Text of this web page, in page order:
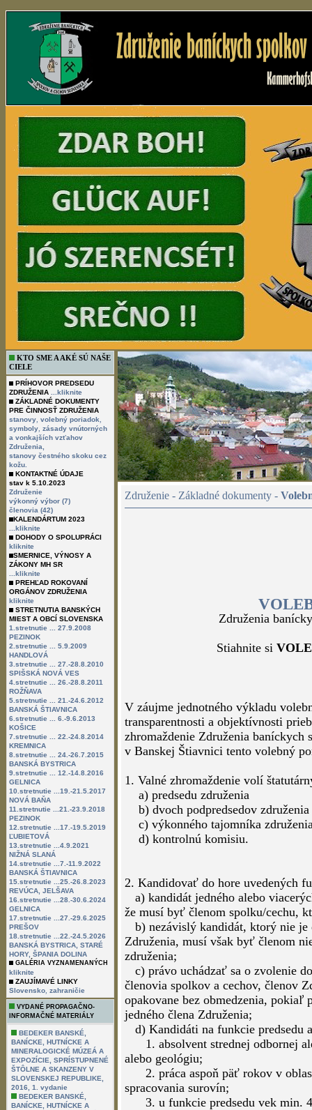
KTO SME A AKÉ SÚ NAŠE
CIELE
PRÍHOVOR PREDSEDU
ZDRUŽENIA
...kliknite
ZÁKLADNÉ DOKUMENTY
PRE ČINNOSŤ ZDRUŽENIA
stanovy volebný poriadok
symboly zásady vnútorných
a vonkajších vzťahov
Združenia,
stanovy čestného skoku cez
kožu.
KONTAKTNÉ ÚDAJE
stav k 5.10.2023
Združenie
výkonný výbor (7)
členovia (42)
KALENDÁRTUM 2023
...kliknite
DOHODY O SPOLUPRÁCI
kliknite
SMERNICE, VÝNOSY A
ZÁKONY MH SR
...kliknite
PREHĽAD ROKOVANÍ
ORGÁNOV ZDRUŽENIA
kliknite
STRETNUTIA BANSKÝCH
MIEST A OBCÍ SLOVENSKA
1.stretnutie ... 27.9.2008
PEZINOK
2.stretnutie ... 5.9.2009
HANDLOVÁ
3.stretnutie ... 27.-28.8.2010
SPIŠSKÁ NOVÁ VES
4.stretnutie ... 26.-28.8.2011
ROŽŇAVA
5.stretnutie ... 21.-24.6.2012
BANSKÁ ŠTIAVNICA
6.stretnutie ... 6.-9.6.2013
KOŠICE
7.stretnutie ... 22.-24.8.2014
KREMNICA
8.stretnutie ... 24.-26.7.2015
BANSKÁ BYSTRICA
9.stretnutie ... 12.-14.8.2016
GELNICA
10.stretnutie ...19.-21.5.2017
NOVÁ BAŇA
11.stretnutie ...21.-23.9.2018
PEZINOK
12.stretnutie ...17.-19.5.2019
ĽUBIETOVÁ
13.stretnutie ...4.9.2021
NIŽNÁ SLANÁ
14.stretnutie ...7.-11.9.2022
BANSKÁ ŠTIAVNICA
15.stretnutie ...25.-26.8.2023
REVÚCA, JELŠAVA
16.stretnutie ...28.-30.6.2024
GELNICA
17.stretnutie ...27.-29.6.2025
PREŠOV
18.stretnutie ...22.-24.5.2026
BANSKÁ BYSTRICA, STARÉ
HORY, ŠPANIA DOLINA
GALÉRIA VYZNAMENANÝCH
kliknite
ZAUJÍMAVÉ LINKY
Slovensko zahraničie
VYDANÉ PROPAGAČNO-
INFORMAČNÉ MATERIÁLY
BEDEKER BANSKÉ,
BANÍCKE, HUTNÍCKE A
MINERALOGICKÉ MÚZEÁ A
EXPOZÍCIE, SPRÍSTUPNENÉ
ŠTÔLNE A SKANZENY V
SLOVENSKEJ REPUBLIKE,
2016, 1. vydanie
BEDEKER BANSKÉ,
BANÍCKE, HUTNÍCKE A
Združenie - Základné dokumenty -
Združenia
Stiahnite si
V záujme jednotného výkladu
transparentnosti a objektívnosti
zhromaždenie Združenia baníckych
v Banskej Štiavnici tento volebný
1. Valné zhromaždenie volí
a) predsedu združenia
b) dvoch podpredsedov združenia
c) výkonného tajomníka
d) kontrolnú komisiu.
2. Kandidovať do hore uvedených
a) kandidát jedného alebo
že musí byť členom spolku/cechu,
b) nezávislý kandidát, ktorý nie je
Združenia, musí však byť členom
združenia;
c) právo uchádzať sa o zvolenie
členovia spolkov a cechov, členov
opakovane bez obmedzenia, pokiaľ
jedného člena Združenia;
d) Kandidáti na funkcie predsedu
1. absolvent strednej odbornej
alebo geológiu;
2. práca aspoň päť rokov v
spracovania surovín;
3. u funkcie predsedu vek min.